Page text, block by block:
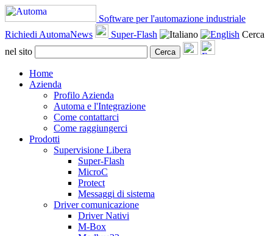
Software per l'automazione industriale
Richiedi AutomaNews
Super-Flash
Cerca
nel sito
Cerca
Home
Azienda
Profilo Azienda
Automa e l'Integrazione
Come contattarci
Come raggiungerci
Prodotti
Supervisione Libera
Super-Flash
MicroC
Protect
Messaggi di sistema
Driver comunicazione
Driver Nativi
M-Box